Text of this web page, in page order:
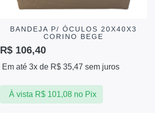
BANDEJA P/ ÓCULOS 20X40X3
CORINO BEGE
R$ 106,40
Em até 3x de R$ 35,47 sem juros
À vista R$101,08 no Pix